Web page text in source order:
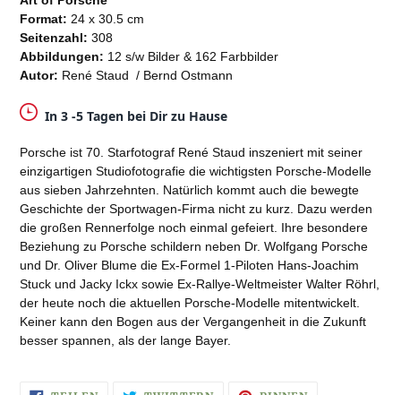
Format: 24 x 30.5 cm
Seitenzahl: 308
Abbildungen: 12 s/w Bilder & 162 Farbbilder
Autor: René Staud / Bernd Ostmann
In 3 -5 Tagen bei Dir zu Hause
Porsche ist 70. Starfotograf René Staud inszeniert mit seiner
einzigartigen Studiofotografie die wichtigsten Porsche-Modelle
aus sieben Jahrzehnten. Natürlich kommt auch die bewegte
Geschichte der Sportwagen-Firma nicht zu kurz. Dazu werden
die großen Rennerfolge noch einmal gefeiert. Ihre besondere
Beziehung zu Porsche schildern neben Dr. Wolfgang Porsche
und Dr. Oliver Blume die Ex-Formel 1-Piloten Hans-Joachim
Stuck und Jacky Ickx sowie Ex-Rallye-Weltmeister Walter Röhrl,
der heute noch die aktuellen Porsche-Modelle mitentwickelt.
Keiner kann den Bogen aus der Vergangenheit in die Zukunft
besser spannen, als der lange Bayer.